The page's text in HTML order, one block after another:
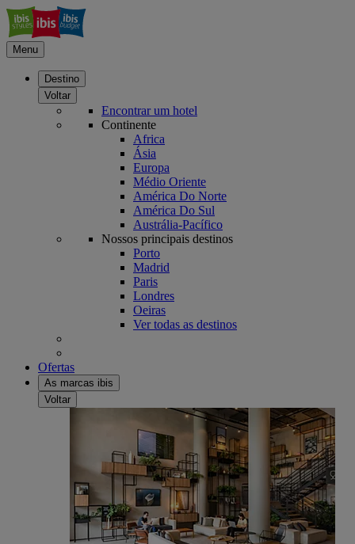
Menu
Destino
Voltar
Encontrar um hotel
Continente
Africa
Ásia
Europa
Médio Oriente
América Do Norte
América Do Sul
Austrália-Pacífico
Nossos principais destinos
Porto
Madrid
Paris
Londres
Oeiras
Ver todas as destinos
Ofertas
As marcas ibis
Voltar